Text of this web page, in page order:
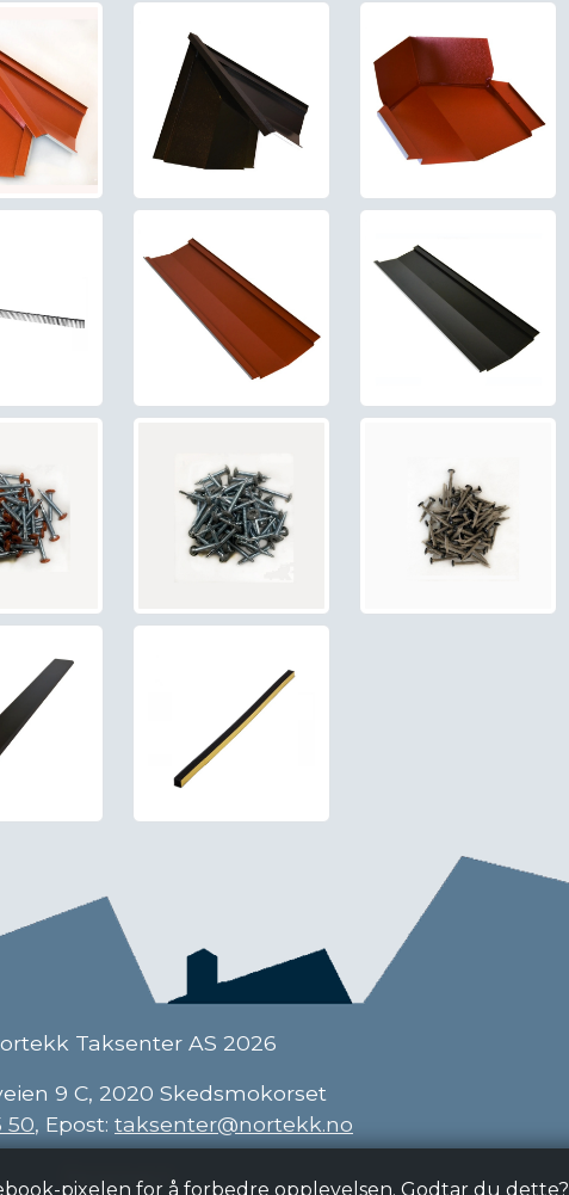
Taksenter AS 2026
9 C, 2020 Skedsmokorset
50, Epost: taksenter@nortekk.no
Personvern
pixelen for å forbedre opplevelsen. Godtar du dette?